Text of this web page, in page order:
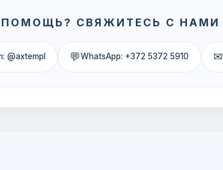
СВЯЖИТЕСЬ С НАМИ
@axtempl 💬WhatsApp: +372 5372 5910 ✉